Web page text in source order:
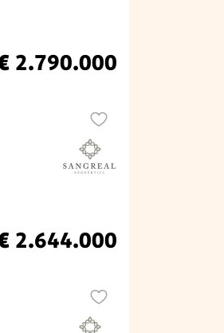
2.790.000
2.644.000